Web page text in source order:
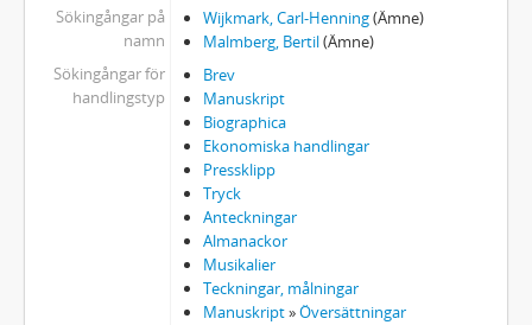
Sökingångar på
namn
Wijkmark, Carl-Henning(Ämne)
Malmberg, Bertil(Ämne)
Sökingångar för
handlingstyp
Brev
Manuskript
Biographica
Ekonomiska handlingar
Pressklipp
Tryck
Anteckningar
Almanackor
Musikalier
Teckningar, målningar
Manuskript»Översättningar